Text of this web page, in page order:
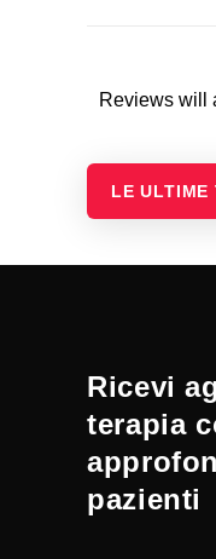
Reviews will
LE ULTIME
Ricevi
terapia
pazienti